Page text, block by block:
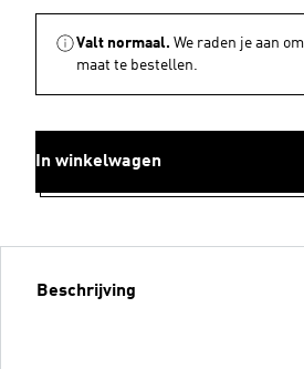
Valt normaal. We raden je aan
maat te bestellen.
In winkelwagen
Beschrijving